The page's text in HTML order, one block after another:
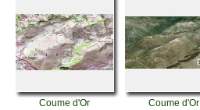
Coume d'Or Coume d'Or